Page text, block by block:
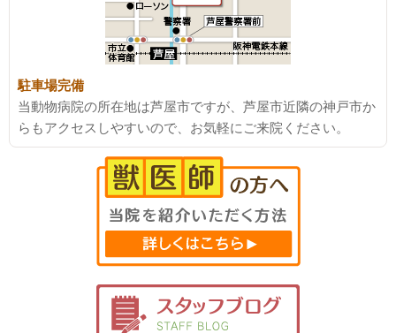
駐車場完備
当動物病院の所在地は芦屋市ですが、芦屋市近隣の神戸市か
らもアクセスしやすいので、お気軽にご来院ください。